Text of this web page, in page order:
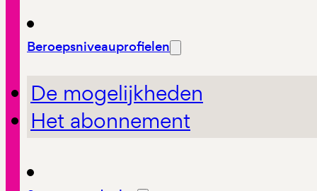
Beroepsniveauprofielen
De mogelijkheden
Het abonnement